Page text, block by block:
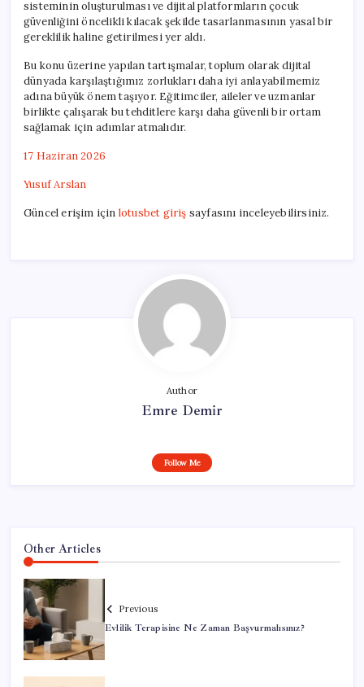
sisteminin oluşturulması ve dijital platformların çocuk
güvenliğini öncelikli kılacak şekilde tasarlanmasının yasal bir
gereklilik haline getirilmesi yer aldı.
Bu konu üzerine yapılan tartışmalar, toplum olarak dijital
dünyada karşılaştığımız zorlukları daha iyi anlayabilmemiz
adına büyük önem taşıyor. Eğitimciler, aileler ve uzmanlar
birlikte çalışarak bu tehditlere karşı daha güvenli bir ortam
sağlamak için adımlar atmalıdır.
17 Haziran 2026
Yusuf Arslan
Güncel erişim için lotusbet giriş sayfasını inceleyebilirsiniz.
Author
Emre Demir
Follow Me
Other Articles
Previous
Evlilik Terapisine Ne Zaman Başvurmalısınız?